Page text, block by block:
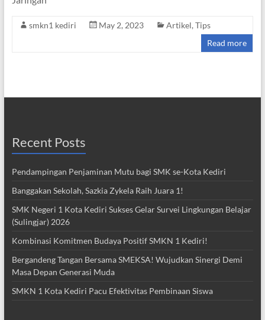
smkn1 kediri May 2, 2023 Artikel, Tips
Read more
Recent Posts
Pendampingan Penjaminan Mutu bagi SMK se-Kota Kediri
Banggakan Sekolah, Sazkia Zykela Raih Juara 1!
SMK Negeri 1 Kota Kediri Sukses Gelar Survei Lingkungan Belajar
(Sulingjar) 2026
Kombinasi Komitmen Budaya Positif SMKN 1 Kediri!
Bergandeng Tangan Bersama SMEKSA! Wujudkan Sinergi Demi
Masa Depan Generasi Muda
SMKN 1 Kota Kediri Pacu Efektivitas Pembinaan Siswa